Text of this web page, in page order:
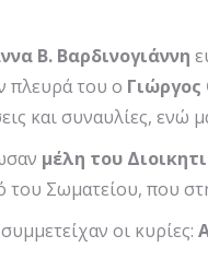
Β. Βαρδινογιάννη
πλευρά του ο
και συναυλίες,
μέλη του
Σωματείου, που
οι κυρίες: